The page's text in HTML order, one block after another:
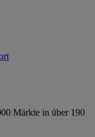
Märkte in über 190